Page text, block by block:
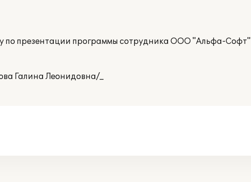
по презентации программы сотрудника ООО "Альфа-Софт"
Галина Леонидовна/_